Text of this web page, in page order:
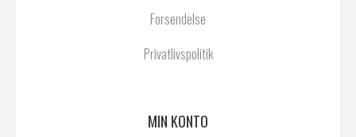
Forsendelse
Privatlivspolitik
MIN KONTO